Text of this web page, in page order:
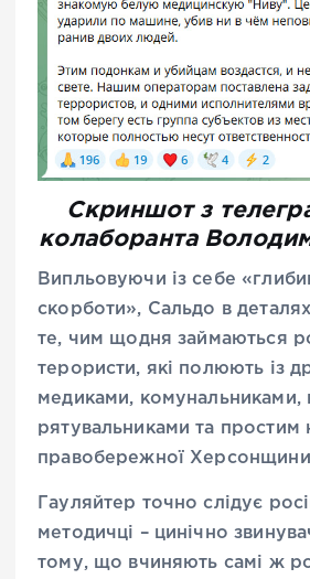
Скриншот з
колаборанта
Випльовуючи із себе
скорботи», Сальдо в
те, чим щодня займаються
терористи, які полюють із
медиками, комунальниками,
рятувальниками та простим
правобережної
Гауляйтер точно слідує
методичці – цинічно
тому, що вчиняють самі ж